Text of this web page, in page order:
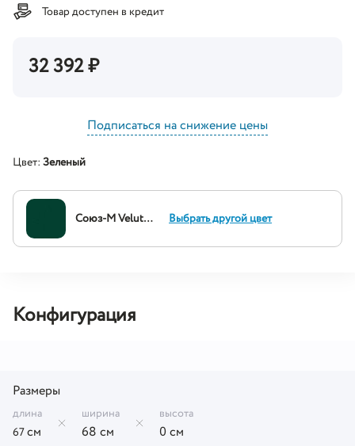
Товар доступен в кредит
32 392₽
Подписаться на снижение цены
Цвет: Зеленый
Союз-М Velutto 33 Выбрать другой цвет
Конфигурация
Размеры
длина
67см
ширина
68 см
высота
0 см